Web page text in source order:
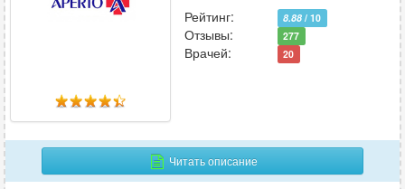
Рейтинг:
8.88 / 10
Отзывы: 277
Врачей: 20
Читать описание